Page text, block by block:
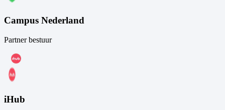
Campus Nederland
Partner bestuur
iHub